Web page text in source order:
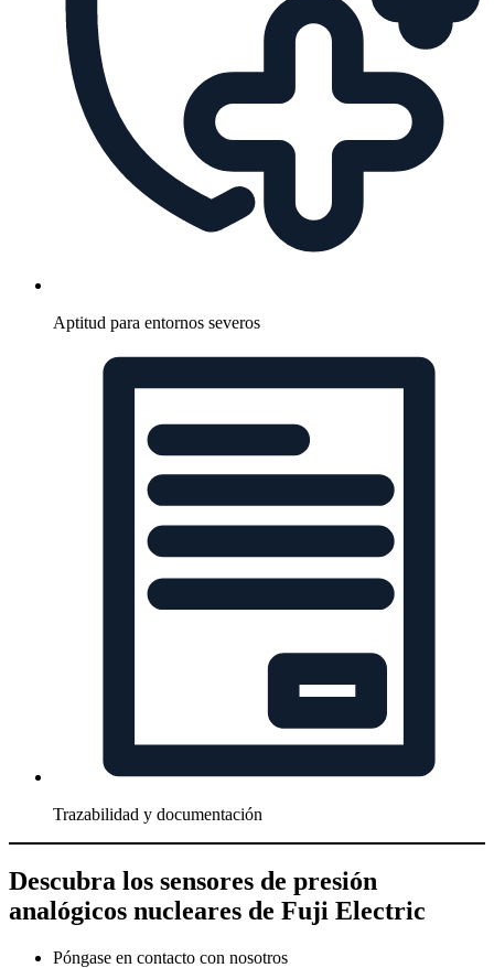
Aptitud para entornos severos
Trazabilidad y documentación
Descubra los sensores de presión
analógicos nucleares de Fuji Electric
Póngase en contacto con nosotros